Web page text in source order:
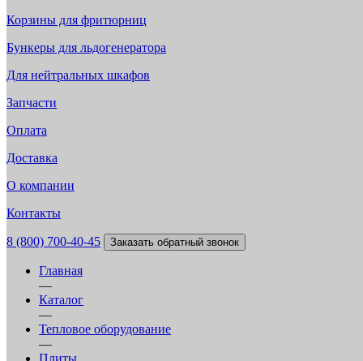
Корзины для фритюрниц
Бункеры для льдогенератора
Для нейтральных шкафов
Запчасти
Оплата
Доставка
О компании
Контакты
8 (800) 700-40-45 Заказать обратный звонок
Главная
—
Каталог
—
Тепловое оборудование
—
Плиты